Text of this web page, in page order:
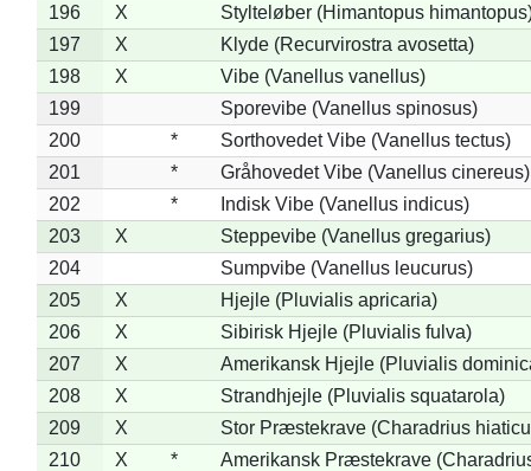
196
X
Stylteløber (Himantopus
197
X
Klyde (Recurvirostra avosetta)
198
X
Vibe (Vanellus vanellus)
199
Sporevibe (Vanellus spinosus)
200
*
Sorthovedet Vibe (Vanellus tectus)
201
*
Gråhovedet Vibe (Vanellus cinereus)
202
*
Indisk Vibe (Vanellus indicus)
203
X
Steppevibe (Vanellus gregarius)
204
Sumpvibe (Vanellus leucurus)
205
X
Hjejle (Pluvialis apricaria)
206
X
Sibirisk Hjejle (Pluvialis fulva)
207
X
Amerikansk Hjejle (Pluvialis
208
X
Strandhjejle (Pluvialis squatarola)
209
X
Stor Præstekrave (Charadrius
210
X *
Amerikansk Præstekrave